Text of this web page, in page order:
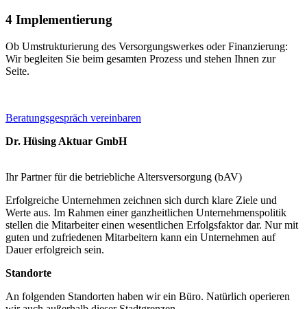
4 Implementierung
Ob Umstrukturierung des Versorgungswerkes oder Finanzierung:
Wir begleiten Sie beim gesamten Prozess und stehen Ihnen zur
Seite.
Beratungsgespräch vereinbaren
Dr. Hüsing Aktuar GmbH
Ihr Partner für die betriebliche Altersversorgung (bAV)
Erfolgreiche Unternehmen zeichnen sich durch klare Ziele und
Werte aus. Im Rahmen einer ganzheitlichen Unternehmenspolitik
stellen die Mitarbeiter einen wesentlichen Erfolgsfaktor dar. Nur mit
guten und zufriedenen Mitarbeitern kann ein Unternehmen auf
Dauer erfolgreich sein.
Standorte
An folgenden Standorten haben wir ein Büro. Natürlich operieren